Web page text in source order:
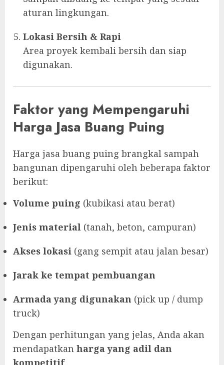
aturan lingkungan.
Lokasi Bersih & Rapi
Area proyek kembali bersih dan siap
digunakan.
Faktor yang Mempengaruhi
Harga Jasa Buang Puing
Harga jasa buang puing brangkal sampah
bangunan dipengaruhi oleh beberapa faktor
berikut:
Volume puing (kubikasi atau berat)
Jenis material (tanah, beton, campuran)
Akses lokasi (gang sempit atau jalan besar)
Jarak ke tempat pembuangan
Armada yang digunakan (pick up / dump
truck)
Dengan perhitungan yang jelas, Anda akan
mendapatkan harga yang adil dan
kompetitif.